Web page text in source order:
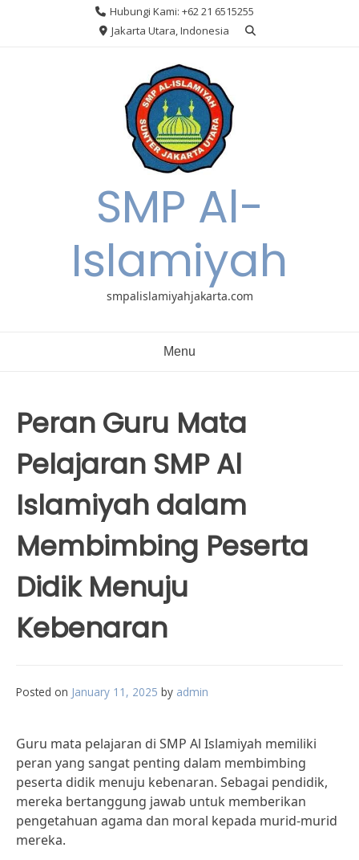
Hubungi Kami: +62 21 6515255
Jakarta Utara, Indonesia
SMP Al-
Islamiyah
smpalislamiyahjakarta.com
Menu
Peran Guru Mata
Pelajaran SMP Al
Islamiyah dalam
Membimbing Peserta
Didik Menuju
Kebenaran
Posted on January 11, 2025 by admin
Guru mata pelajaran di SMP Al Islamiyah memiliki
peran yang sangat penting dalam membimbing
peserta didik menuju kebenaran. Sebagai pendidik,
mereka bertanggung jawab untuk memberikan
pengetahuan agama dan moral kepada murid-murid
mereka.